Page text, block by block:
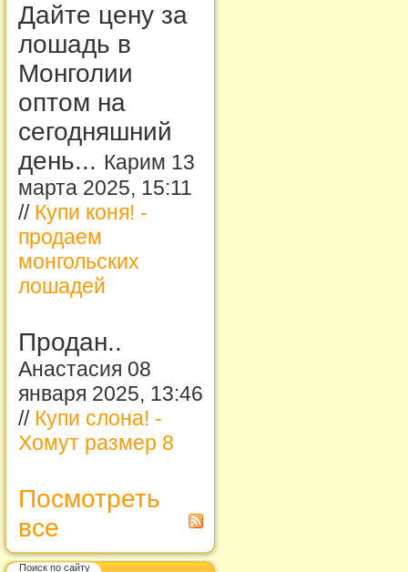
Дайте цену за
лошадь в
Монголии
оптом на
сегодняшний
день... Карим 13
марта 2025, 15:11
// Купи коня! -
продаем
монгольских
лошадей
Продан..
Анастасия 08
января 2025, 13:46
// Купи слона! -
Хомут размер 8
Посмотреть
все
Поиск по сайту